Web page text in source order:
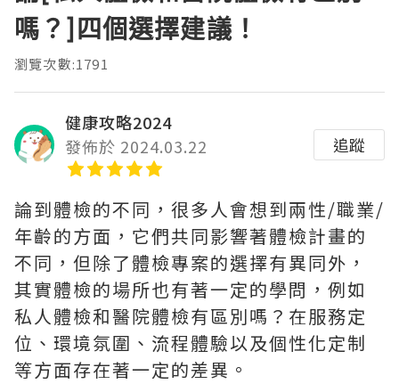
嗎？]四個選擇建議！
瀏覽次數:1791
健康攻略2024
發佈於 2024.03.22
追蹤
論到體檢的不同，很多人會想到兩性/職業/
年齡的方面，它們共同影響著體檢計畫的
不同，但除了體檢專案的選擇有異同外，
其實體檢的場所也有著一定的學問，例如
私人體檢和醫院體檢有區別嗎？在服務定
位、環境氛圍、流程體驗以及個性化定制
等方面存在著一定的差異。